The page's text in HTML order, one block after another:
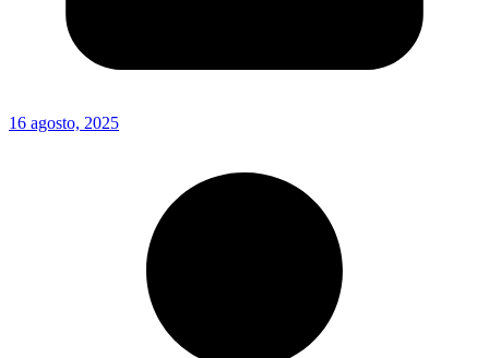
16 agosto, 2025